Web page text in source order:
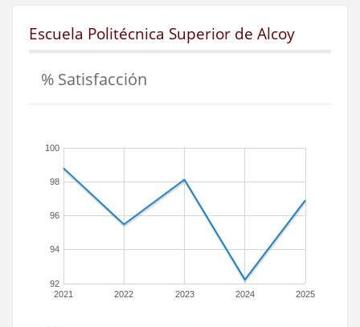
Escuela Politécnica Superior de Alcoy
% Satisfacción
2021 2022 2023 2024 2025
92
94
96
98
100